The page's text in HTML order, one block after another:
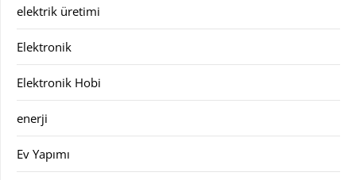
elektrik üretimi
Elektronik
Elektronik Hobi
enerji
Ev Yapımı